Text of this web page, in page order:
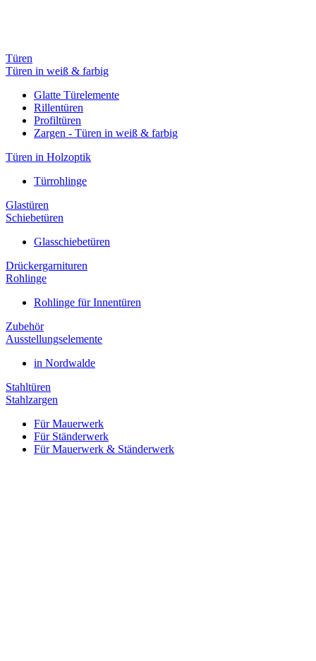
Türen
Türen in weiß & farbig
Glatte Türelemente
Rillentüren
Profiltüren
Zargen - Türen in weiß & farbig
Türen in Holzoptik
Türrohlinge
Glastüren
Schiebetüren
Glasschiebetüren
Drückergarnituren
Rohlinge
Rohlinge für Innentüren
Zubehör
Ausstellungselemente
in Nordwalde
Stahltüren
Stahlzargen
Für Mauerwerk
Für Ständerwerk
Für Mauerwerk & Ständerwerk